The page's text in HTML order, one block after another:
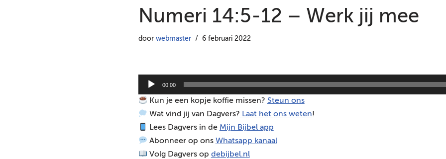
Numeri 14:5-12 – Werk jij mee
door webmaster 6 februari 2022
u
00:00
Kun je een kopje koffie missen? Steun ons
Wat vind jij van Dagvers? Laat het ons weten!
Lees Dagvers in de Mijn Bijbel app
Abonneer op ons Whatsapp kanaal
Volg Dagvers op debijbel.nl